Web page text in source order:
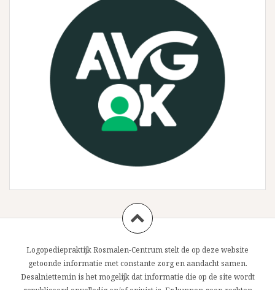
Logopediepraktijk Rosmalen-Centrum stelt de op deze website
getoonde informatie met constante zorg en aandacht samen.
Desalniettemin is het mogelijk dat informatie die op de site wordt